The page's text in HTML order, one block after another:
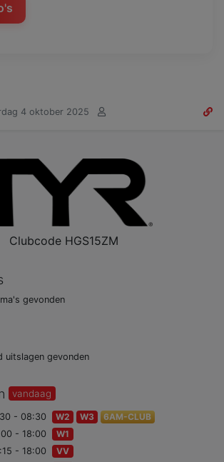
4 oktober 2025
Clubcode HGS15ZM
gevonden
uitslagen gevonden
vandaag
- 08:30 W2 W3
6AM-CLUB
- 18:00
W1
- 18:00
VV